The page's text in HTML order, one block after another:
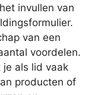
invullen van
van een
voordelen.
je als lid vaak
producten of